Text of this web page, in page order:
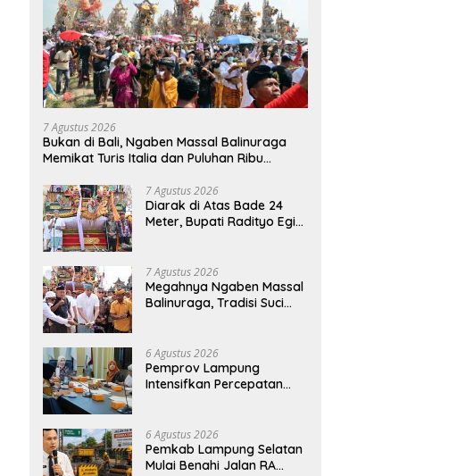
7 Agustus 2026
Bukan di Bali, Ngaben Massal Balinuraga
Memikat Turis Italia dan Puluhan Ribu
7 Agustus 2026
Diarak di Atas Bade 24
Meter, Bupati Radityo Egi
‘Penglipuran’ Kedua pada
2027
7 Agustus 2026
Megahnya Ngaben Massal
Balinuraga, Tradisi Suci
dan Merekatkan Ikatan
Keluarga
6 Agustus 2026
Pemprov Lampung
Intensifkan Percepatan
Tanggamus
6 Agustus 2026
Pemkab Lampung Selatan
Mulai Benahi Jalan RA